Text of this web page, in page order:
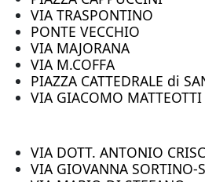
VIA TRASPONTINO
PONTE VECCHIO
VIA MAJORANA
VIA M.COFFA
PIAZZA CATTEDRALE di
VIA GIACOMO
VIA DOTT. ANTONIO
VIA GIOVANNA SORTINO-